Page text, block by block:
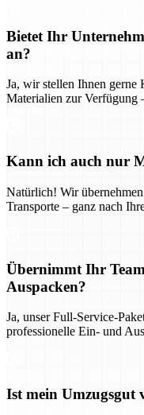
Bietet Ihr
an?
Ja, wir stellen Ihnen gerne
Materialien zur Verfügung
Kann ich auch nur
Natürlich! Wir
Transporte – ganz nach
Übernimmt Ihr
Auspacken?
Ja, unser Full-Service-
professionelle Ein- und
Ist mein Umzugsgut